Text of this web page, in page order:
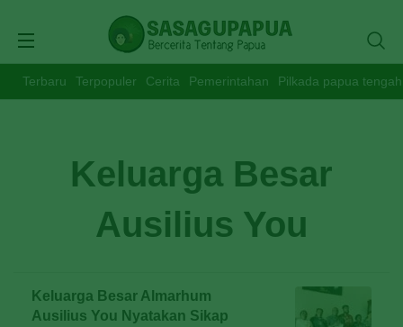
Terbaru Terpopuler Cerita Pemerintahan Pilkada papua tengah
Keluarga Besar
Ausilius You
Keluarga Besar Almarhum
Ausilius You Nyatakan Sikap